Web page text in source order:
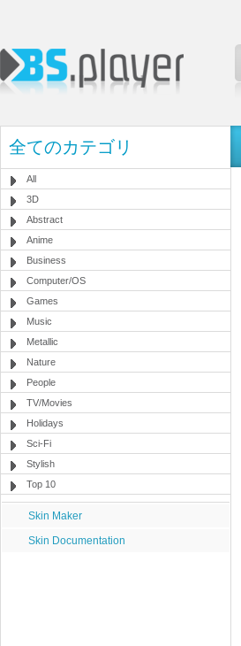
全てのカテゴリ
All
3D
Abstract
Anime
Business
Computer/OS
Games
Music
Metallic
Nature
People
TV/Movies
Holidays
Sci-Fi
Stylish
Top 10
Skin Maker
Skin Documentation